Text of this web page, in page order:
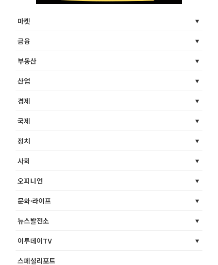
마켓
금융
부동산
산업
경제
국제
정치
사회
오피니언
문화·라이프
뉴스발전소
이투데이TV
스페셜리포트